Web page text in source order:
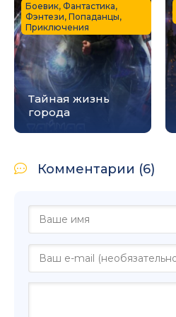
Тайная жизнь
города
Боевик, Фантастика,
Фэнтези, Попаданцы,
Приключения
Комментарии (6)